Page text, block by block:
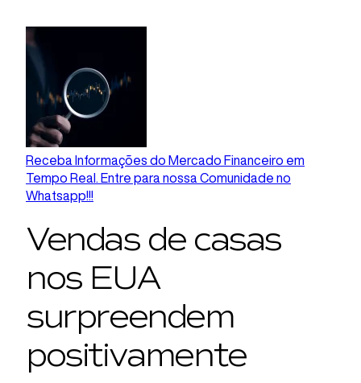
Receba Informações do Mercado Financeiro em
Tempo Real. Entre para nossa Comunidade no
Whatsapp!!!
Vendas de casas
nos EUA
surpreendem
positivamente